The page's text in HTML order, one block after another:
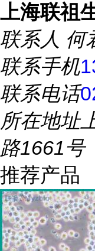
上海联祖
联系人 何
联系手机
联系电话
所在地址
路1661号
推荐产品